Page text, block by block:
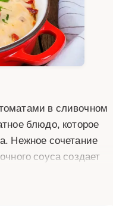
в сливочном
блюдо, которое
Нежное сочетание
соуса создает
можно использовать